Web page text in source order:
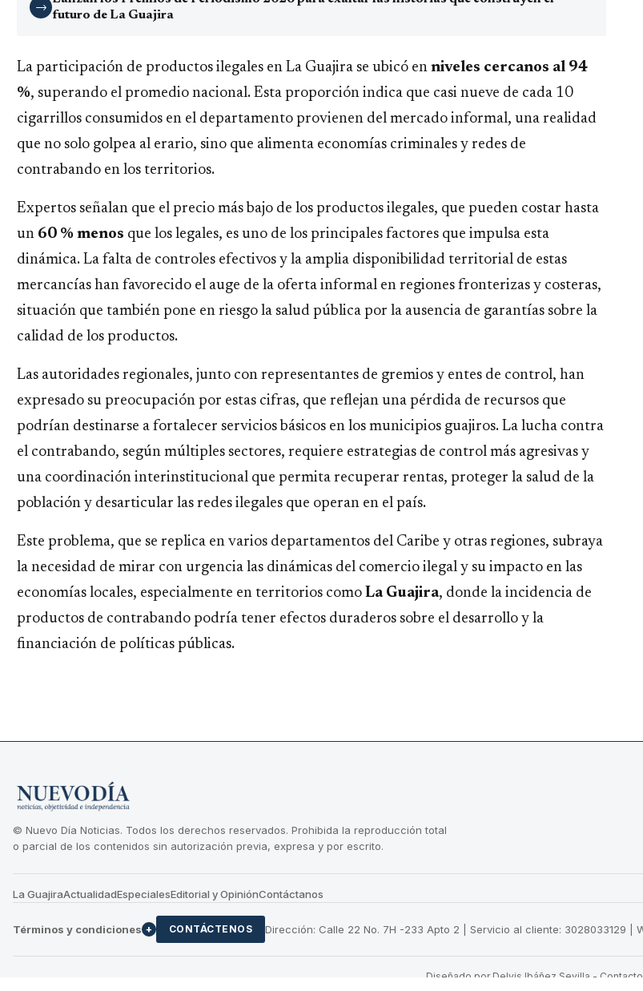
→
futuro de La Guajira
La participación de productos ilegales en La Guajira se ubicó en niveles cercanos al 94
%, superando el promedio nacional. Esta proporción indica que casi nueve de cada 10
cigarrillos consumidos en el departamento provienen del mercado informal, una realidad
que no solo golpea al erario, sino que alimenta economías criminales y redes de
contrabando en los territorios.
Expertos señalan que el precio más bajo de los productos ilegales, que pueden costar hasta
un 60 % menos que los legales, es uno de los principales factores que impulsa esta
dinámica. La falta de controles efectivos y la amplia disponibilidad territorial de estas
mercancías han favorecido el auge de la oferta informal en regiones fronterizas y costeras,
situación que también pone en riesgo la salud pública por la ausencia de garantías sobre la
calidad de los productos.
Las autoridades regionales, junto con representantes de gremios y entes de control, han
expresado su preocupación por estas cifras, que reflejan una pérdida de recursos que
podrían destinarse a fortalecer servicios básicos en los municipios guajiros. La lucha contra
el contrabando, según múltiples sectores, requiere estrategias de control más agresivas y
una coordinación interinstitucional que permita recuperar rentas, proteger la salud de la
población y desarticular las redes ilegales que operan en el país.
Este problema, que se replica en varios departamentos del Caribe y otras regiones, subraya
la necesidad de mirar con urgencia las dinámicas del comercio ilegal y su impacto en las
economías locales, especialmente en territorios como La Guajira, donde la incidencia de
productos de contrabando podría tener efectos duraderos sobre el desarrollo y la
financiación de políticas públicas.
© Nuevo Día Noticias. Todos los derechos reservados. Prohibida la reproducción total
o parcial de los contenidos sin autorización previa, expresa y por escrito.
La GuajiraActualidadEspecialesEditorial y OpiniónContáctanos
Términos y condiciones + CONTÁCTENOS Dirección: Calle 22 No. 7H -233 Apto 2 | Servicio al cliente: 3028033129 |
Diseñado por Delvis Ibáñez Sevilla - Contacto